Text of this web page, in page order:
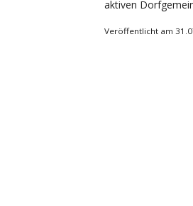
aktiven
Veröffentlicht am